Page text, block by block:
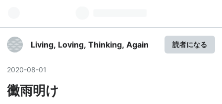
Living, Loving, Thinking, Again 読者になる
2020-08-01
黴雨明け